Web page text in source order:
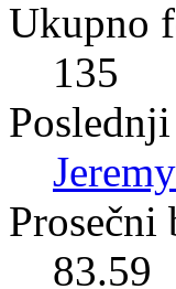
Ukupno
135
83.59